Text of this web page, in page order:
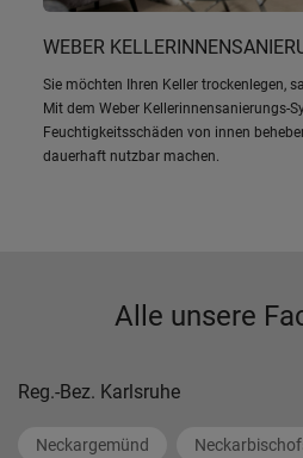
WEBER
Sie möchten Ihren Keller trockenlegen,
Mit dem Weber Kellerinnensanierungs-
Feuchtigkeitsschäden von innen
dauerhaft nutzbar machen.
Alle unsere
Reg.-Bez. Karlsruhe
Neckargemünd